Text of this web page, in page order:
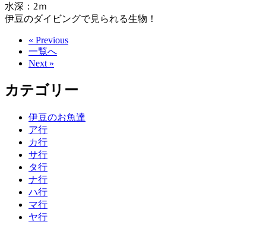
水深：2ｍ
伊豆のダイビングで見られる生物！
« Previous
一覧へ
Next »
カテゴリー
伊豆のお魚達
ア行
カ行
サ行
タ行
ナ行
ハ行
マ行
ヤ行